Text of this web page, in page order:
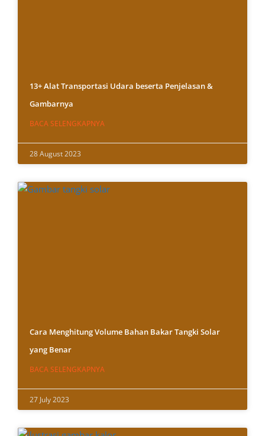
13+ Alat Transportasi Udara beserta Penjelasan &
Gambarnya
BACA SELENGKAPNYA
28 August 2023
Cara Menghitung Volume Bahan Bakar Tangki Solar
yang Benar
BACA SELENGKAPNYA
27 July 2023